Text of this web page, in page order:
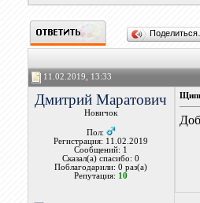
11.02.2019, 13:33
Дмитрий Маратович
Новичок
Пол:
Регистрация: 11.02.2019
Сообщений: 1
Сказал(а) спасибо: 0
Поблагодарили: 0 раз(а)
Репутация: 10